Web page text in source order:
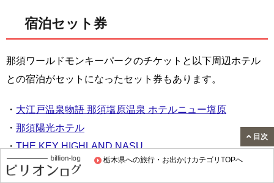
栃木県への旅行・お出かけカテゴリTOPへ
宿泊セット券
那須ワールドモンキーパークのチケットと以下周辺ホテル
との宿泊がセットになったセット券もあります。
・ 大江戸温泉物語 那須塩原温泉 ホテルニュー塩原
・ 那須陽光ホテル
・THE KEY HIGHLAND NASU
・那須高原の宿 山水閣
目次